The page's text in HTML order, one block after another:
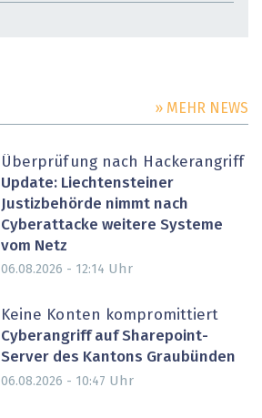
» MEHR NEWS
Überprüfung nach Hackerangriff
Update: Liechtensteiner
Justizbehörde nimmt nach
Cyberattacke weitere Systeme
vom Netz
06.08.2026 - 12:14 Uhr
Keine Konten kompromittiert
Cyberangriff auf Sharepoint-
Server des Kantons Graubünden
06.08.2026 - 10:47 Uhr